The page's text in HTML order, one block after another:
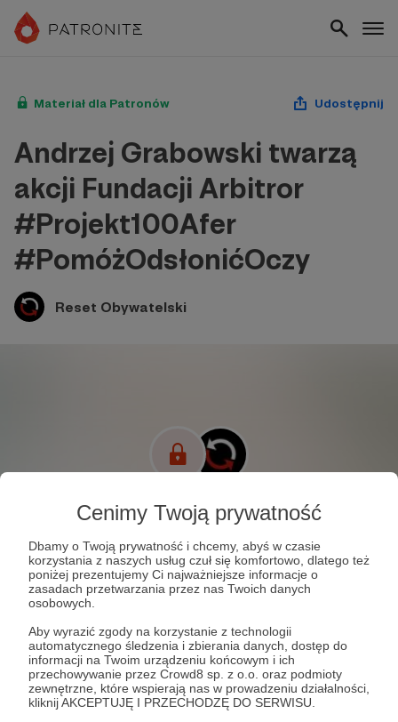
Cenimy Twoją prywatność
Dbamy o Twoją prywatność i chcemy, abyś w czasie
korzystania z naszych usług czuł się komfortowo, dlatego też
poniżej prezentujemy Ci najważniejsze informacje o
zasadach przetwarzania przez nas Twoich danych
osobowych.
Aby wyrazić zgody na korzystanie z technologii
automatycznego śledzenia i zbierania danych, dostęp do
informacji na Twoim urządzeniu końcowym i ich
przechowywanie przez Crowd8 sp. z o.o. oraz podmioty
zewnętrzne, które wspierają nas w prowadzeniu działalności,
kliknij AKCEPTUJĘ I PRZECHODZĘ DO SERWISU.
Materiał dla Patronów Udostępnij
Andrzej Grabowski twarzą
akcji Fundacji Arbitror
#Projekt100Afer
#PomóżOdsłonićOczy
Reset Obywatelski